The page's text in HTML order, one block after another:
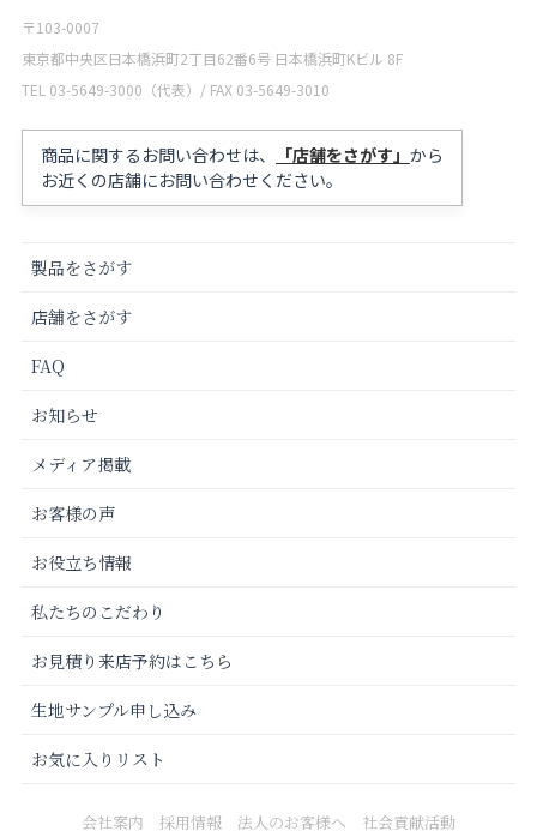
〒103-0007
東京都中央区日本橋浜町2丁目62番6号 日本橋浜町Kビル 8F
TEL 03-5649-3000（代表）/ FAX 03-5649-3010
商品に関するお問い合わせは、 「店舗をさがす」 から
お近くの店舗にお問い合わせください。
製品をさがす
店舗をさがす
FAQ
お知らせ
メディア掲載
お客様の声
お役立ち情報
私たちのこだわり
お見積り来店予約はこちら
生地サンプル申し込み
お気に入りリスト
会社案内 採用情報 法人のお客様へ 社会貢献活動